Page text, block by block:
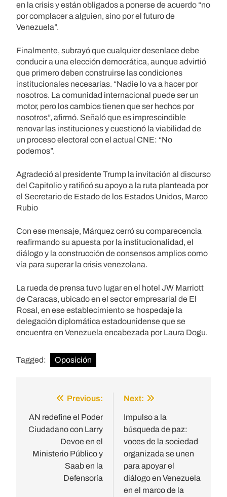
en la crisis y están obligados a ponerse de acuerdo “no
por complacer a alguien, sino por el futuro de
Venezuela”.
Finalmente, subrayó que cualquier desenlace debe
conducir a una elección democrática, aunque advirtió
que primero deben construirse las condiciones
institucionales necesarias. “Nadie lo va a hacer por
nosotros. La comunidad internacional puede ser un
motor, pero los cambios tienen que ser hechos por
nosotros”, afirmó. Señaló que es imprescindible
renovar las instituciones y cuestionó la viabilidad de
un proceso electoral con el actual CNE: “No
podemos”.
Agradeció al presidente Trump la invitación al discurso
del Capitolio y ratificó su apoyo a la ruta planteada por
el Secretario de Estado de los Estados Unidos, Marco
Rubio
Con ese mensaje, Márquez cerró su comparecencia
reafirmando su apuesta por la institucionalidad, el
diálogo y la construcción de consensos amplios como
vía para superar la crisis venezolana.
La rueda de prensa tuvo lugar en el hotel JW Marriott
de Caracas, ubicado en el sector empresarial de El
Rosal, en ese establecimiento se hospedaje la
delegación diplomática estadounidense que se
encuentra en Venezuela encabezada por Laura Dogu.
Tagged: Oposición
navigation
Previous:
AN redefine el Poder
Ciudadano con Larry
Devoe en el
Ministerio Público y
Saab en la
Defensoría
Next:
Impulso a la
búsqueda de paz:
voces de la sociedad
organizada se unen
para apoyar el
diálogo en Venezuela
en el marco de la